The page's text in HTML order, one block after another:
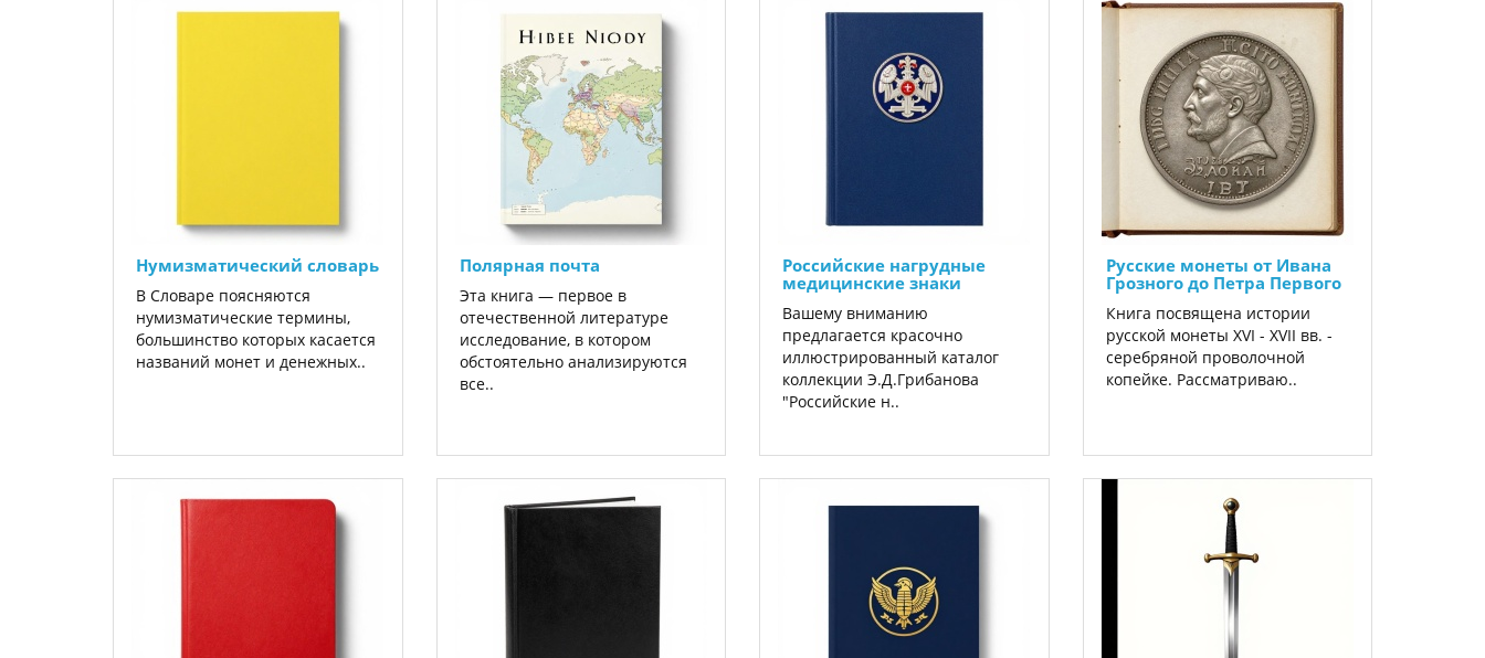
Нумизматический словарь
В Словаре поясняются
нумизматические термины,
большинство которых касается
названий монет и денежных..
Полярная почта
Эта книга — первое в
отечественной литературе
исследование, в котором
обстоятельно анализируются
все..
Российские нагрудные
медицинские знаки
Вашему вниманию
предлагается красочно
иллюстрированный каталог
коллекции Э.Д.Грибанова
"Российские н..
Русские монеты от Ивана
Грозного до Петра Первого
Книга посвящена истории
русской монеты XVI - XVII вв. -
серебряной проволочной
копейке. Рассматриваю..